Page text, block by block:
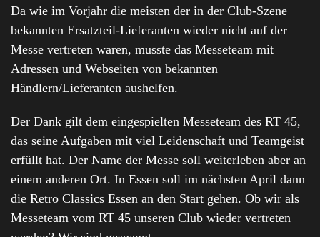
Da wie im Vorjahr die meisten der in der Club-Szene
bekannten Ersatzteil-Lieferanten wieder nicht auf der
Messe vertreten waren, musste das Messeteam mit
Adressen und Webseiten von bekannten
Händlern/Lieferanten aushelfen.
Der Dank gilt dem eingespielten Messeteam des RT 45,
das seine Aufgaben mit viel Leidenschaft und Teamgeist
erfüllt hat. Der Name der Messe soll weiterleben aber an
einem anderen Ort. In Essen soll im nächsten April dann
die Retro Classics Essen an den Start gehen. Ob wir als
Messeteam vom RT 45 unseren Club wieder vertreten